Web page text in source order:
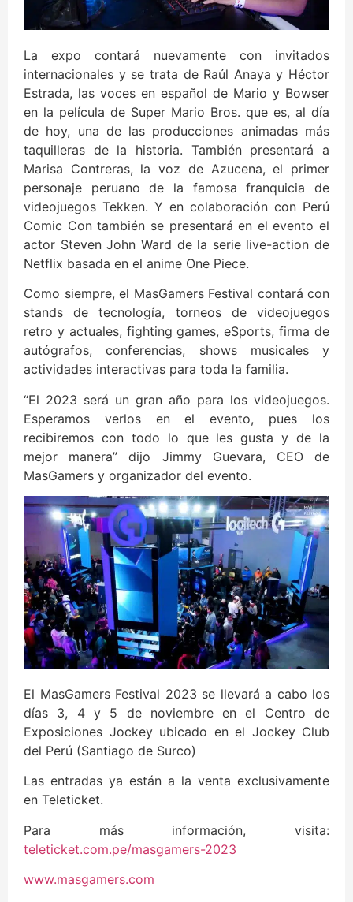
La expo contará nuevamente con invitados
internacionales y se trata de Raúl Anaya y Héctor
Estrada, las voces en español de Mario y Bowser
en la película de Super Mario Bros. que es, al día
de hoy, una de las producciones animadas más
taquilleras de la historia. También presentará a
Marisa Contreras, la voz de Azucena, el primer
personaje peruano de la famosa franquicia de
videojuegos Tekken. Y en colaboración con Perú
Comic Con también se presentará en el evento el
actor Steven John Ward de la serie live-action de
Netflix basada en el anime One Piece.
Como siempre, el MasGamers Festival contará con
stands de tecnología, torneos de videojuegos
retro y actuales, fighting games, eSports, firma de
autógrafos, conferencias, shows musicales y
actividades interactivas para toda la familia.
“El 2023 será un gran año para los videojuegos.
Esperamos verlos en el evento, pues los
recibiremos con todo lo que les gusta y de la
mejor manera” dijo Jimmy Guevara, CEO de
MasGamers y organizador del evento.
El MasGamers Festival 2023 se llevará a cabo los
días 3, 4 y 5 de noviembre en el Centro de
Exposiciones Jockey ubicado en el Jockey Club
del Perú (Santiago de Surco)
Las entradas ya están a la venta exclusivamente
en Teleticket.
Para más información, visita:
teleticket.com.pe/masgamers-2023
www.masgamers.com